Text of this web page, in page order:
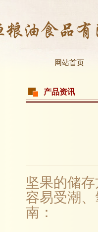
网站首页
产品资讯
坚果的储
容易受潮
南：